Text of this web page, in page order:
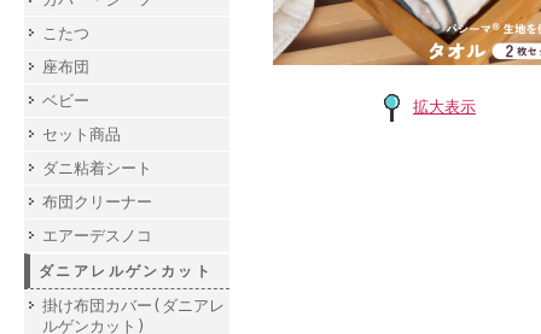
こたつ
座布団
ベビー
セット商品
ダニ粘着シート
布団クリーナー
エアーデスノコ
ダニアレルゲンカット
掛け布団カバー(ダニアレ
ルゲンカット)
拡大表示